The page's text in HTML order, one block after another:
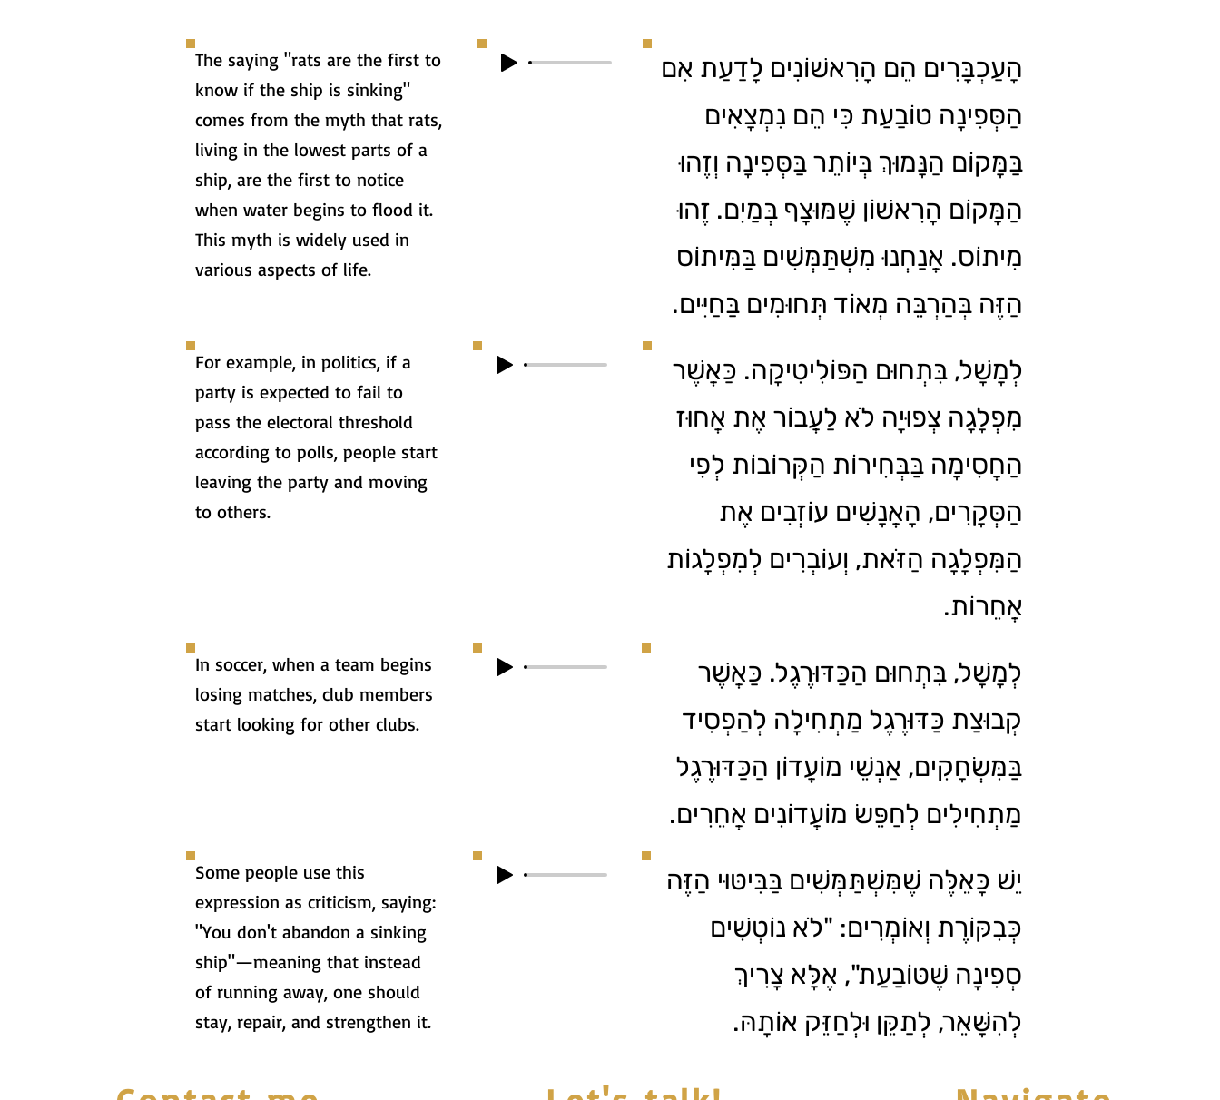
The saying "rats are the first to
know if the ship is sinking"
comes from the myth that rats,
living in the lowest parts of a
ship, are the first to notice
when water begins to flood it.
This myth is widely used in
various aspects of life.
הָעַכְבָּרִים הֵם הָרִאשׁוֹנִים לָדַעַת אִם
הַסְּפִינָה טוֹבַעַת כִּי הֵם נִמְצָאִים
בַּמָּקוֹם הַנָּמוּךְ בְּיוֹתֵר בַּסְּפִינָה וְזֶהוּ
הַמָּקוֹם הָרִאשׁוֹן שֶׁמּוּצָף בְּמַיִם. זֶהוּ
מִיתוֹס. אֲנַחְנוּ מִשְׁתַּמְּשִׁים בַּמִּיתוֹס
הַזֶּה בְּהַרְבֵּה מְאוֹד תְּחוּמִים בַּחַיִּים.
For example, in politics, if a
party is expected to fail to
pass the electoral threshold
according to polls, people start
leaving the party and moving
to others.
לְמָשָׁל, בִּתְחוּם הַפּוֹלִיטִיקָה. כַּאֲשֶׁר
מִפְלָגָה צְפוּיָה לֹא לַעֲבוֹר אֶת אֲחוּז
הַחֲסִימָה בַּבְּחִירוֹת הַקְּרוֹבוֹת לְפִי
הַסְּקָרִים, הָאֲנָשִׁים עוֹזְבִים אֶת
הַמִּפְלָגָה הַזֹּאת, וְעוֹבְרִים לְמִפְלָגוֹת
אֲחֵרוֹת.
In soccer, when a team begins
losing matches, club members
start looking for other clubs.
לְמָשָׁל, בִּתְחוּם הַכַּדּוּרֶגֶל. כַּאֲשֶׁר
קְבוּצַת כַּדּוּרֶגֶל מַתְחִילָה לְהַפְסִיד
בַּמִּשְׂחָקִים, אַנְשֵׁי מוֹעֲדוֹן הַכַּדּוּרֶגֶל
מַתְחִילִים לְחַפֵּשׂ מוֹעֲדוֹנִים אֲחֵרִים.
Some people use this
expression as criticism, saying:
"You don't abandon a sinking
ship"—meaning that instead
of running away, one should
stay, repair, and strengthen it.
יֵשׁ כָּאֵלֶּה שֶׁמִּשְׁתַּמְּשִׁים בַּבִּיטּוּי הַזֶּה
כְּבִקּוֹרֶת וְאוֹמְרִים: "לֹא נוֹטְשִׁים
סְפִינָה שֶׁטּוֹבַעַת", אֶלָּא צָרִיךְ
לְהִשָּׁאֵר, לְתַקֵּן וּלְחַזֵּק אוֹתָהּ.